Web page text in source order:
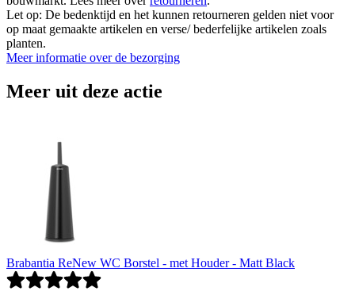
Let op: De bedenktijd en het kunnen retourneren gelden niet voor
op maat gemaakte artikelen en verse/ bederfelijke artikelen zoals
planten.
Meer informatie over de bezorging
Meer uit deze actie
Brabantia ReNew WC Borstel - met Houder - Matt Black